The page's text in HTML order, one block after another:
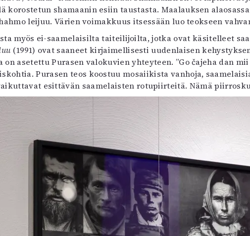
korostetun shamaanin esiin taustasta. Maalauksen
leijuu. Värien voimakkuus itsessään luo teokseen
myös ei-saamelaisilta taiteilijoilta, jotka ovat käsitelleet
(1991) ovat saaneet kirjaimellisesti uudenlaisen
asetettu Purasen valokuvien yhteyteen. ”Go čajeha dan
Purasen teos koostuu mosaiikista vanhoja,
esittävän saamelaisten rotupiirteitä. Nämä